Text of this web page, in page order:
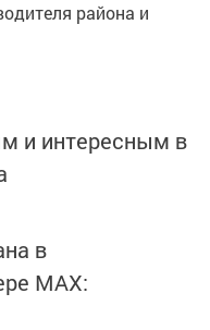
района и
и интересным в
в
MАХ: